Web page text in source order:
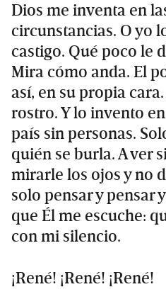
Dios me inventa en
circunstancias. O yo
castigo. Qué poco le
Mira cómo anda. El
así, en su propia
rostro. Y lo invento
país sin personas.
quién se burla. A ver
mirarle los ojos y no
solo pensar y pensar
que Él me escuche:
con mi silencio.
¡René! ¡René! ¡René!